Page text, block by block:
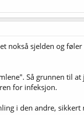
nokså sjelden og
Så grunnen til
for infeksjon.
i den andre, sikkert